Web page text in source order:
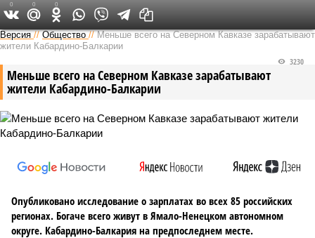
Версия на Кавказе
Версия //Общество //Меньше всего на Северном Кавказе зарабатывают
жители Кабардино-Балкарии
Меньше всего на Северном Кавказе зарабатывают
жители Кабардино-Балкарии
3230
Опубликовано исследование о зарплатах во всех 85 российских
регионах. Богаче всего живут в Ямало-Hенецком автономном
округе. Кабардино-Балкария на предпоследнем месте.
0 0 0